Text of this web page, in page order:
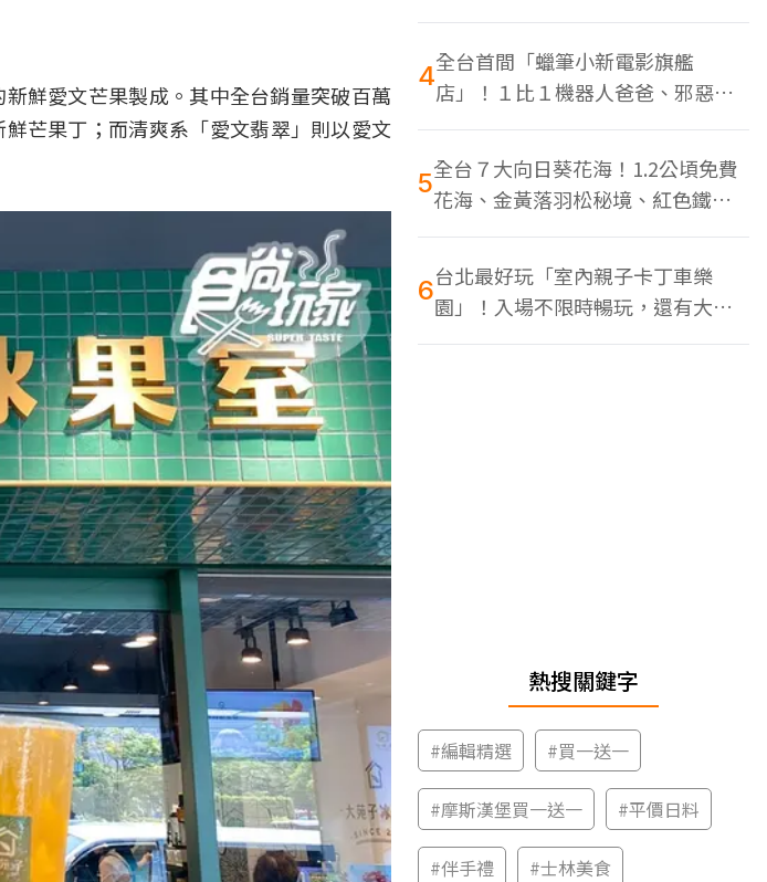
鮮愛文芒果製成。其中全台銷量突破百萬
芒果丁；而清爽系「愛文翡翠」則以愛文
地點曝光
4全台首間「蠟筆小新電影旗艦
店」！１比１機器人爸爸、邪惡正
男，百款周邊買翻
5全台７大向日葵花海！1.2公頃免費
花海、金黃落羽松秘境、紅色鐵橋
同框
6台北最好玩「室內親子卡丁車樂
園」！入場不限時暢玩，還有大螢
幕Switch遊戲區
熱搜關鍵字
#編輯精選 #買一送一
#摩斯漢堡買一送一 #平價日料
#伴手禮 #士林美食